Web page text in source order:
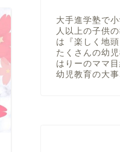
大手進学塾で
人以上の子供
は『楽しく地
たくさんの幼
はりーのママ
幼児教育の大